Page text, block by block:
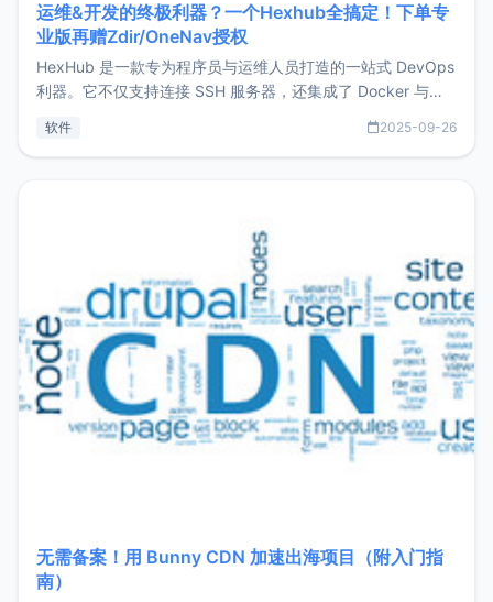
运维&开发的终极利器？一个Hexhub全搞定！下单专
业版再赠Zdir/OneNav授权
HexHub 是一款专为程序员与运维人员打造的一站式 DevOps
利器。它不仅支持连接 SSH 服务器，还集成了 Docker 与常
件间频繁切换，仅凭 HexHub 即可同时搞定运维与数据库操
软件 2025-09-26
无需备案！用 Bunny CDN 加速出海项目（附入门指
南）